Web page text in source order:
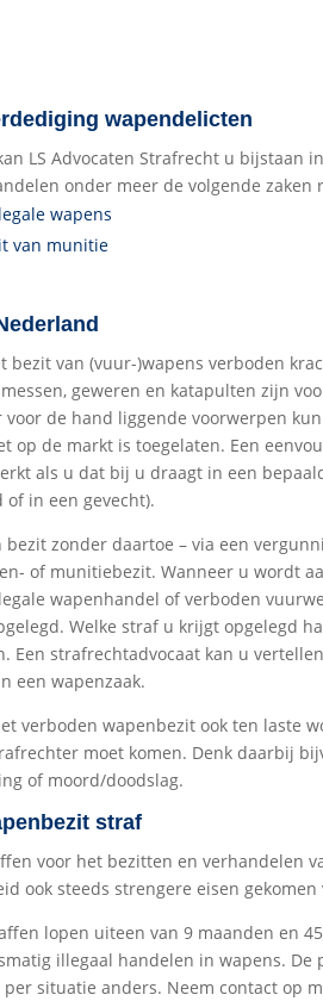
wapendelicten
LS Advocaten Strafrecht u bijstaan
onder meer de volgende zaken
wapens
van munitie
bezit van (vuur-)wapens verboden
geweren en katapulten zijn
de hand liggende voorwerpen
op de markt is toegelaten. Een
als u dat bij u draagt in een
in een gevecht).
bezit zonder daartoe – via een
of munitiebezit. Wanneer u wordt
wapenhandel of verboden
Welke straf u krijgt opgelegd
Een strafrechtadvocaat kan u
een wapenzaak.
verboden wapenbezit ook ten laste
moet komen. Denk daarbij
of moord/doodslag.
straf
voor het bezitten en verhandelen
ook steeds strengere eisen
lopen uiteen van 9 maanden en
illegaal handelen in wapens. De
situatie anders. Neem contact op